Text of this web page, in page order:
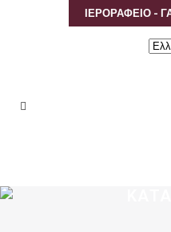
ΙΕΡΟΡΑΦΕΙΟ -